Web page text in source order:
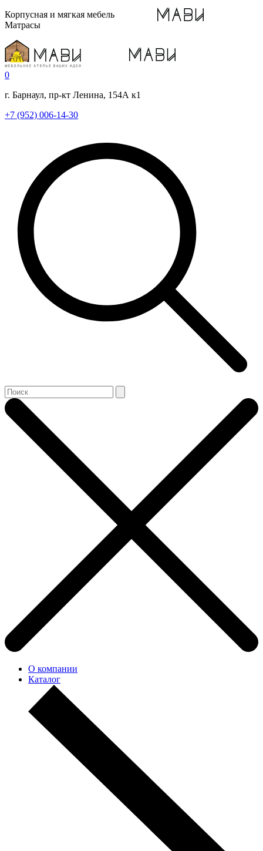
Корпусная и мягкая мебель
Матрасы
0
г. Барнаул, пр-кт Ленина, 154А к1
+7 (952) 006-14-30
О компании
Каталог